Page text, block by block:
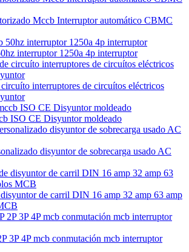
Mccb Interruptor automático CBMC
interruptor 1250a 4p interruptor
interruptores de circuítos eléctricos
ISO CE Disyuntor moldeado
disyuntor de sobrecarga usado AC
de carril DIN 16 amp 32 amp 63 amp
3P 4P mcb conmutación mcb interruptor